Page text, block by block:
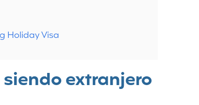
Holiday Visa
extranjero